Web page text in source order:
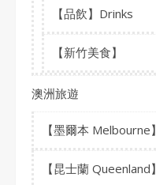
【品飲】Drinks
【新竹美食】
澳洲旅遊
【墨爾本 Melbourne】
【昆士蘭 Queenland】